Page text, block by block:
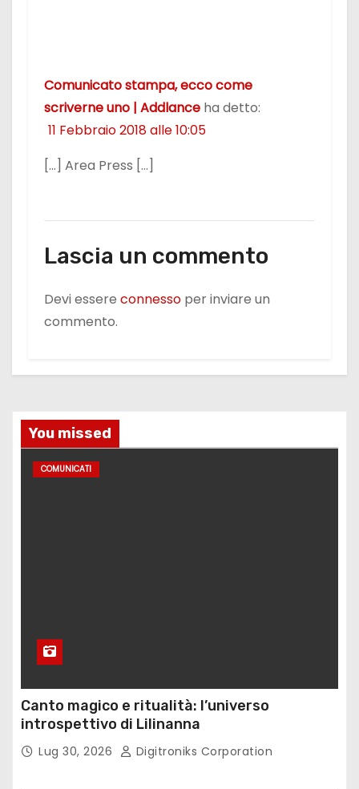
k
Comunicato stampa, ecco come
scriverne uno | Addlance ha detto:
11 Febbraio 2018 alle 10:05
[…] Area Press […]
Lascia un commento
Devi essere connesso per inviare un
commento.
You missed
COMUNICATI
Canto magico e ritualità: l’universo
introspettivo di Lilinanna
Lug 30, 2026 Digitroniks Corporation